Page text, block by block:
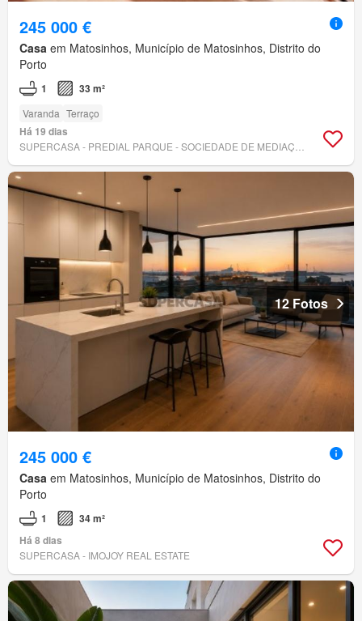
245 000 €
Casa em Matosinhos, Município de Matosinhos, Distrito do
Porto
1 33 m²
Varanda Terraço
Há 19 dias
12 Fotos
245 000 €
Casa em Matosinhos, Município de Matosinhos, Distrito do
Porto
1
34 m²
Há 8 dias
SUPERCASA - IMOJOY REAL ESTATE